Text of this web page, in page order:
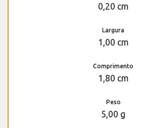
0,20 cm
Largura
1,00 cm
Comprimento
1,80 cm
Peso
5,00 g